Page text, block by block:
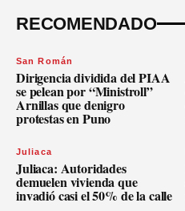
RECOMENDADO
San Román
Dirigencia dividida del PIAA
se pelean por “Ministroll”
Arnillas que denigro
protestas en Puno
Juliaca
Juliaca: Autoridades
demuelen vivienda que
invadió casi el 50% de la calle